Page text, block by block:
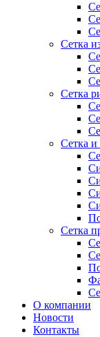
Сетка
Сетка
Сетка и
Сетка
О компании
Новости
Контакты